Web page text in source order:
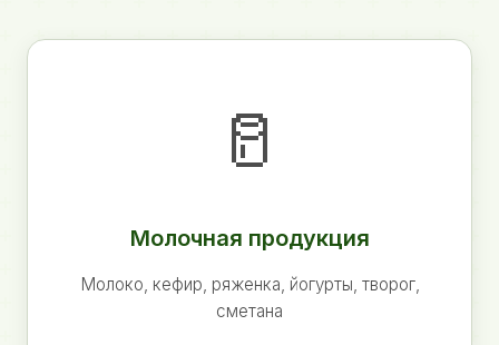
🥛
Молочная продукция
Молоко, кефир, ряженка, йогурты, творог,
сметана